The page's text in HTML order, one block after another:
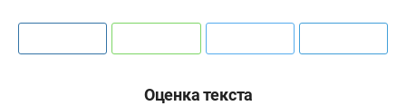
Оценка текста